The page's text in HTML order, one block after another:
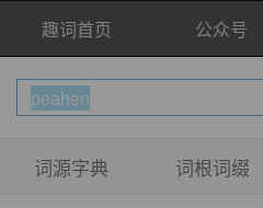
趣词首页 公众号
词源字典 词根词缀